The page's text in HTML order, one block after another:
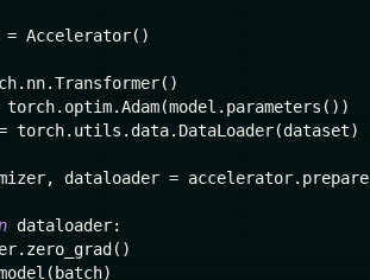
= Accelerator( )
. nn.Transformer( )
torch. optim.Adam(model . parameters ( ) )
torch. utils .data. DataLoader(dataset)
, dataloader = accelerator. prepare
dataloader:
. zero_grad ( )
( batch)